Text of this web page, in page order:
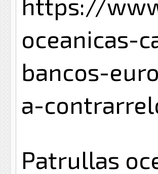
oceanicas-
bancos-
a-
Patrullas